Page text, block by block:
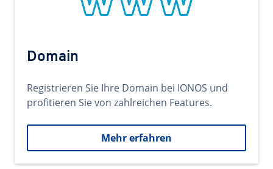
Domain
Registrieren Sie Ihre Domain bei IONOS und
profitieren Sie von zahlreichen Features.
Mehr erfahren